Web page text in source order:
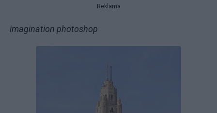
Reklama
imagination photoshop